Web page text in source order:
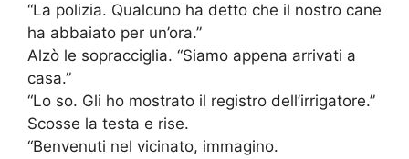
“La polizia. Qualcuno ha detto che il nostro cane
ha abbaiato per un’ora.”
Alzò le sopracciglia. “Siamo appena arrivati a
casa.”
“Lo so. Gli ho mostrato il registro dell’irrigatore.”
Scosse la testa e rise.
“Benvenuti nel vicinato, immagino.